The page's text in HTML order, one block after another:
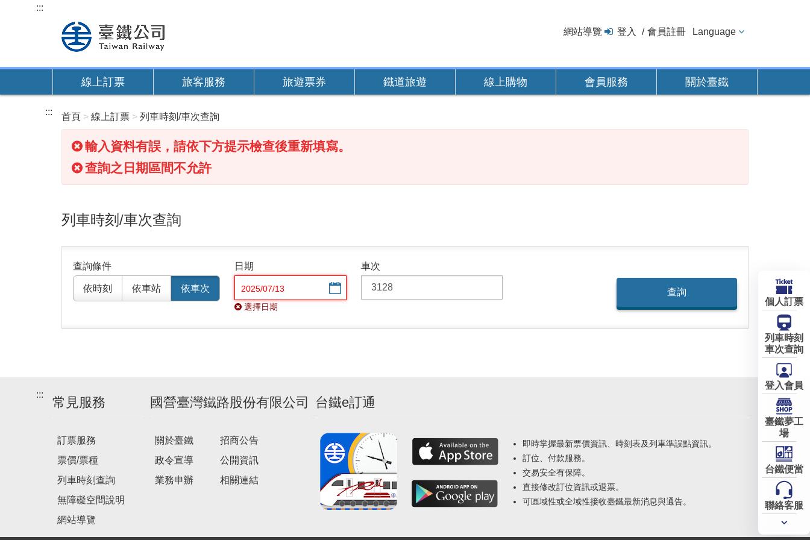
內
:::
網站導覽 登入 會員註冊 Language
線上訂票 旅客服務 旅遊票券 鐵道旅遊 線上購物 會員服務 關於臺鐵
::: 首頁 線上訂票 列車時刻/車次查詢
輸入資料有誤，請依下方提示檢查後重新填寫。
查詢之日期區間不允許
列車時刻/車次查詢
查詢條件
依時刻 依車站 依車次
日期
選擇日期
選擇日期
車次
:::
常見服務
訂票服務
票價/票種
列車時刻查詢
無障礙空間說明
網站導覽
國營臺灣鐵路股份有限公司
關於臺鐵
政令宣導
業務申辦
招商公告
公開資訊
相關連結
台鐵e訂通
即時掌握最新票價資訊、時刻表及列車準誤點資訊。
訂位、付款服務。
交易安全有保障。
直接修改訂位資訊或退票。
可區域性或全域性接收臺鐵最新消息與通告。
個人訂票
列車時刻
車次查詢
登入會員
臺鐵夢工
場
台鐵便當
聯絡客服
常用